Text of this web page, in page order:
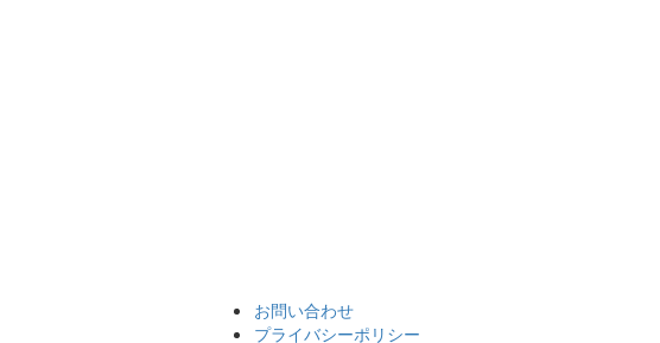
お問い合わせ
プライバシーポリシー